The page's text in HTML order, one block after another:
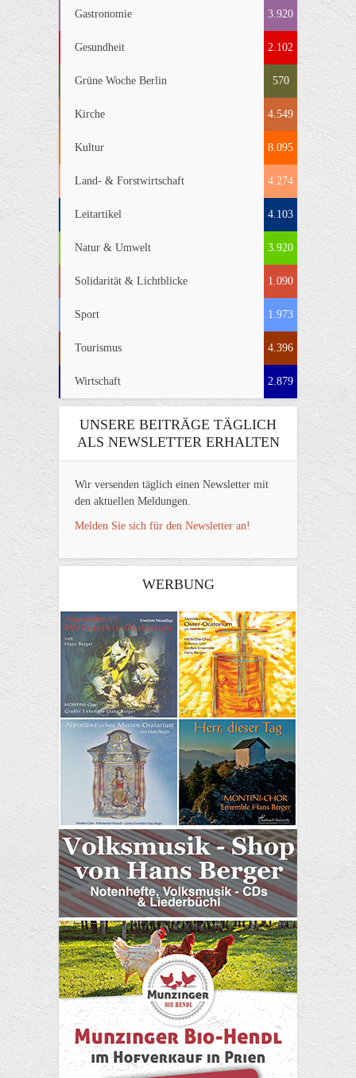
Gastronomie 3.920
Gesundheit 2.102
Grüne Woche Berlin 570
Kirche 4.549
Kultur 8.095
Land- & Forstwirtschaft 4.274
Leitartikel 4.103
Natur & Umwelt 3.920
Solidarität & Lichtblicke 1.090
Sport 1.973
Tourismus 4.396
Wirtschaft 2.879
UNSERE BEITRÄGE TÄGLICH
ALS NEWSLETTER ERHALTEN
Wir versenden täglich einen Newsletter mit
den aktuellen Meldungen.
Melden Sie sich für den Newsletter an!
WERBUNG